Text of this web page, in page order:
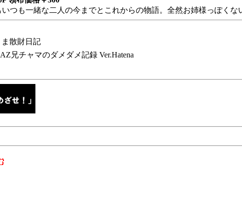
つも一緒な二人の今までとこれからの物語。全然お姉様っぽくな
散財日記
兄チャマのダメダメ記録 Ver.Hatena